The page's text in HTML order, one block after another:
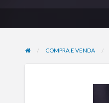
COMPRA E VENDA